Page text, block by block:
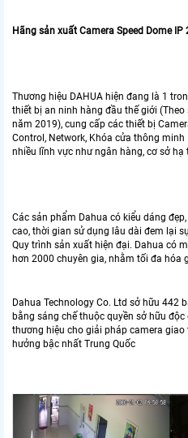
Hãng sản xuất Camera Speed Dome IP
Thương hiệu DAHUA hiện đang là 1
thiết bị an ninh hàng đầu thế giới
năm 2019), cung cấp các thiết bị
Control, Network, Khóa cửa thông
nhiều lĩnh vực như ngân hàng, cơ sở
Các sản phẩm Dahua có kiểu dáng
cao, thời gian sử dụng lâu dài đem lại
Quy trình sản xuất hiện đại. Dahua có
hơn 2000 chuyên gia, nhằm tối đa hóa
Dahua Technology Co. Ltd sở hữu 442
bằng sáng chế thuộc quyền sở hữu
thương hiệu cho giải pháp camera
hưởng bậc nhất Trung Quốc